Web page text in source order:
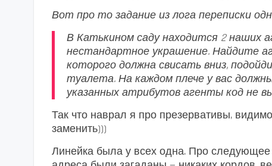
Вот про то задание из лога переписки
В Катькином саду находится 2 наших
нестандартное украшение. Найдите
которого должна свисать вниз,
туалета. На каждом плече у вас
указанных атрибутов агенты код не
Так что наврал я про презервативы,
заменить)))
Линейка была у всех одна. Про